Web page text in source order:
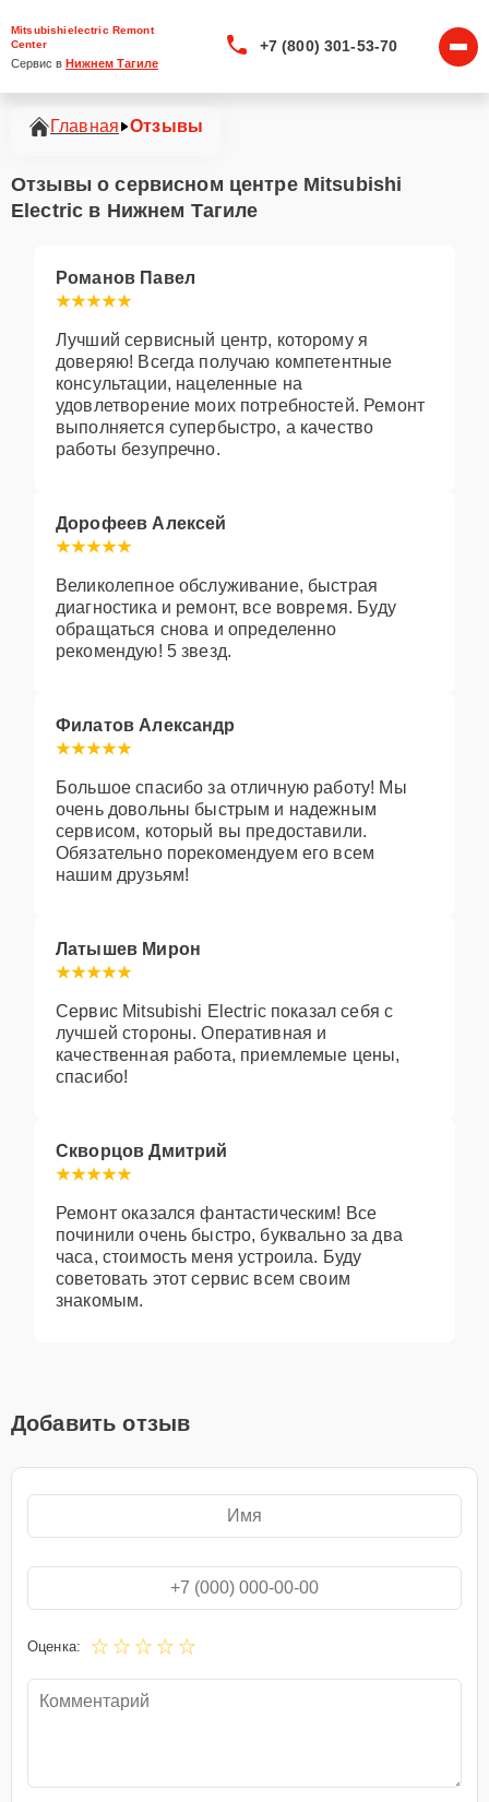
Mitsubishielectric Remont
Center
Сервис в Нижнем Тагиле
+7 (800) 301-53-70
Главная Отзывы
Отзывы о сервисном центре Mitsubishi
Electric в Нижнем Тагиле
Романов Павел
Лучший сервисный центр, которому я
доверяю! Всегда получаю компетентные
консультации, нацеленные на
удовлетворение моих потребностей. Ремонт
выполняется супербыстро, а качество
работы безупречно.
Дорофеев Алексей
Великолепное обслуживание, быстрая
диагностика и ремонт, все вовремя. Буду
обращаться снова и определенно
рекомендую! 5 звезд.
Филатов Александр
Большое спасибо за отличную работу! Мы
очень довольны быстрым и надежным
сервисом, который вы предоставили.
Обязательно порекомендуем его всем
нашим друзьям!
Латышев Мирон
Сервис Mitsubishi Electric показал себя с
лучшей стороны. Оперативная и
качественная работа, приемлемые цены,
спасибо!
Скворцов Дмитрий
Ремонт оказался фантастическим! Все
починили очень быстро, буквально за два
часа, стоимость меня устроила. Буду
советовать этот сервис всем своим
знакомым.
Добавить отзыв
Оценка: